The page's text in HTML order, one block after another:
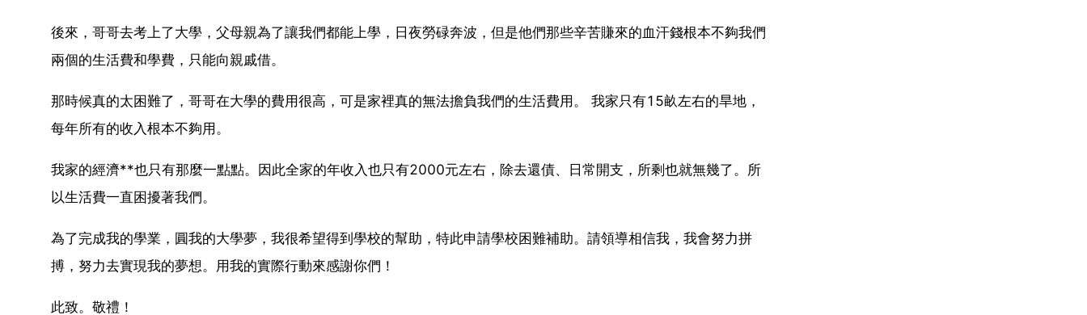
後來，哥哥去考上了大學，父母親為了讓我們都能上學，日夜勞碌奔波，但是他們那些辛苦賺來的血汗錢根本不夠我們
兩個的生活費和學費，只能向親戚借。
那時候真的太困難了，哥哥在大學的費用很高，可是家裡真的無法擔負我們的生活費用。 我家只有15畝左右的旱地，
每年所有的收入根本不夠用。
我家的經濟**也只有那麼一點點。因此全家的年收入也只有2000元左右，除去還債、日常開支，所剩也就無幾了。所
以生活費一直困擾著我們。
為了完成我的學業，圓我的大學夢，我很希望得到學校的幫助，特此申請學校困難補助。請領導相信我，我會努力拼
搏，努力去實現我的夢想。用我的實際行動來感謝你們！
此致。敬禮！